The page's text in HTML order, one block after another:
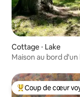
Cottage ⋅ Lake
Maison au bord d'un
Coups de cœur
Coup de cœur